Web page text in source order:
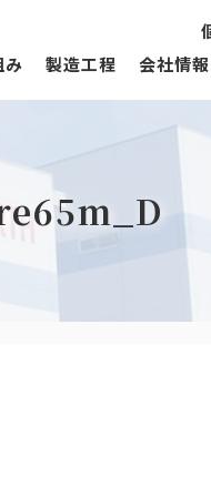
み 製造工程 会社情報